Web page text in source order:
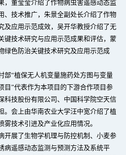
，董莹莹介绍了作物病虫害遥感动态监
、技术推广，朱景全副处长介绍了作物
及应用示范成效，吴开华教授介绍了无
键技术研究与应用示范成果和评估，蒙
绿色防治关键技术研究及应用示范成
部“植保无人机变量施药处方图与变量
目”代表作为本项目的下游合作项目参
科技股份有限公司、中国科学院空天信
。会上由华南农业大学汪中宽介绍了植
技术引进及产业化应用情况。
开展了生物学机理与防控机制、小麦参
病遥感动态监测与预测方法及系统平